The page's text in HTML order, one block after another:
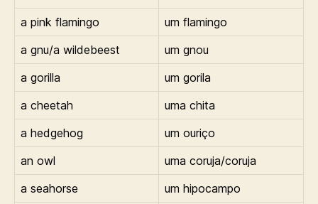
a pink flamingo
um flamingo
a gnu/a wildebeest
um gnou
a gorilla
um gorila
a cheetah
uma chita
a hedgehog
um ouriço
an owl
uma coruja/coruja
a seahorse
um hipocampo